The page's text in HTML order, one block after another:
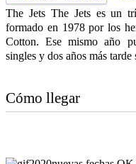
The Jets The Jets es un
formado en 1978 por los
Cotton. Ese mismo año
singles y dos años más tarde
Cómo llegar